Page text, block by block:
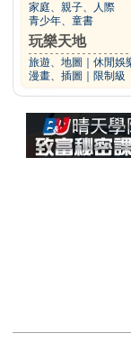
家庭、親子、人際
青少年、童書
玩樂天地
旅遊、地圖
休閒娛
漫畫、插圖
限制級